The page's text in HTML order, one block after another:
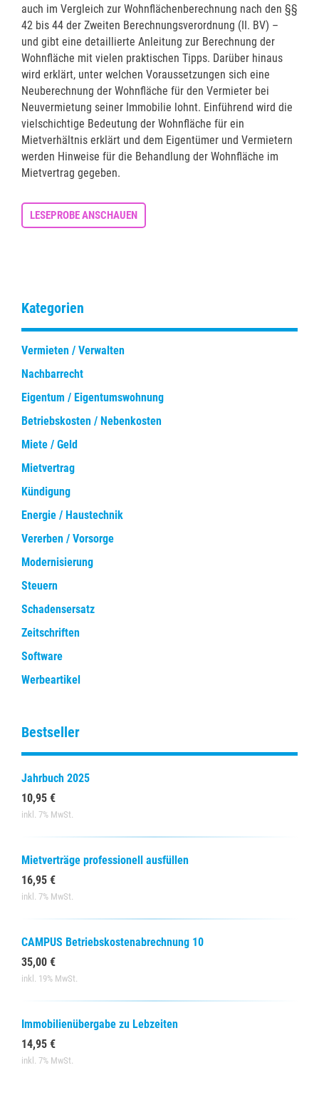
auch im Vergleich zur Wohnflächenberechnung nach den §§
42 bis 44 der Zweiten Berechnungsverordnung (II. BV) –
und gibt eine detaillierte Anleitung zur Berechnung der
Wohnfläche mit vielen praktischen Tipps. Darüber hinaus
wird erklärt, unter welchen Voraussetzungen sich eine
Neuberechnung der Wohnfläche für den Vermieter bei
Neuvermietung seiner Immobilie lohnt. Einführend wird die
vielschichtige Bedeutung der Wohnfläche für ein
Mietverhältnis erklärt und dem Eigentümer und Vermietern
werden Hinweise für die Behandlung der Wohnfläche im
Mietvertrag gegeben.
LESEPROBE ANSCHAUEN
Kategorien
Vermieten / Verwalten
Nachbarrecht
Eigentum / Eigentumswohnung
Betriebskosten / Nebenkosten
Miete / Geld
Mietvertrag
Kündigung
Energie / Haustechnik
Vererben / Vorsorge
Modernisierung
Steuern
Schadensersatz
Zeitschriften
Software
Werbeartikel
Bestseller
Jahrbuch 2025
10,95 €
inkl. 7% MwSt.
Mietverträge professionell ausfüllen
16,95 €
inkl. 7% MwSt.
CAMPUS Betriebskostenabrechnung 10
35,00 €
inkl. 19% MwSt.
Immobilienübergabe zu Lebzeiten
14,95 €
inkl. 7% MwSt.